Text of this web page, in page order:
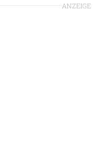
ANZEIGE